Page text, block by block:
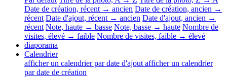
Date de création, récent → ancien Date de création, ancien →
récent Date d'ajout, récent → ancien Date d'ajout, ancien →
récent Note, haute → basse Note, basse → haute Nombre de
visites, élevé → faible Nombre de visites, faible → élevé
diaporama
Calendrier
afficher un calendrier par date d'ajout afficher un calendrier
par date de création